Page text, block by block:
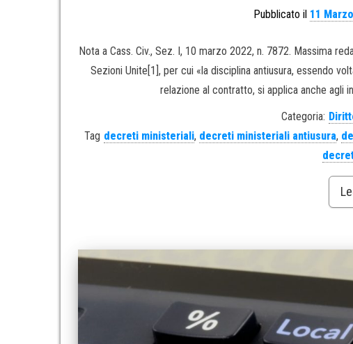
Pubblicato il 11
Nota a Cass. Civ., Sez. I, 10 marzo 2022, n. 7872. Massima
Sezioni Unite[1], per cui «la disciplina antiusura, essendo
relazione al contratto, si applica anche agli
Categoria:
Tag decreti ministeriali, decreti ministeriali antiusura,